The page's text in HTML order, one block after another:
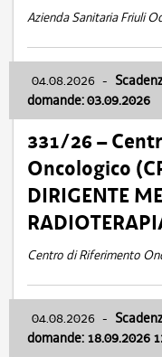
Azienda Sanitaria Friuli
04.08.2026 -
domande: 03.09.2026
331/26 –
Oncologico
DIRIGENTE
Centro di Riferimento
04.08.2026 -
domande: 18.09.2026